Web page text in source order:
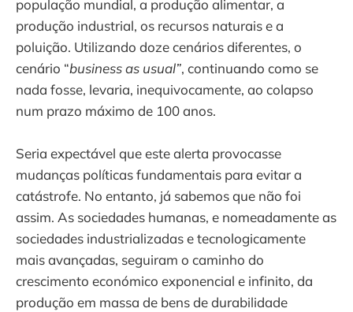
população mundial, a produção alimentar, a
produção industrial, os recursos naturais e a
poluição. Utilizando doze cenários diferentes, o
cenário “business as usual”, continuando como se
nada fosse, levaria, inequivocamente, ao colapso
num prazo máximo de 100 anos.
Seria expectável que este alerta provocasse
mudanças políticas fundamentais para evitar a
catástrofe. No entanto, já sabemos que não foi
assim. As sociedades humanas, e nomeadamente as
sociedades industrializadas e tecnologicamente
mais avançadas, seguiram o caminho do
crescimento económico exponencial e infinito, da
produção em massa de bens de durabilidade